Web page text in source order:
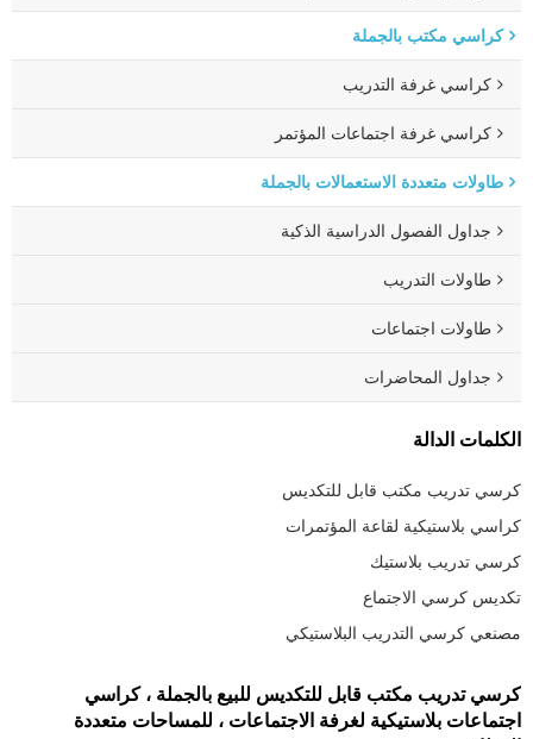
كراسي مكتب بالجملة
كراسي غرفة التدريب
كراسي غرفة اجتماعات المؤتمر
طاولات متعددة الاستعمالات بالجملة
جداول الفصول الدراسية الذكية
طاولات التدريب
طاولات اجتماعات
جداول المحاضرات
الكلمات الدالة
كرسي تدريب مكتب قابل للتكديس
كراسي بلاستيكية لقاعة المؤتمرات
كرسي تدريب بلاستيك
تكديس كرسي الاجتماع
مصنعي كرسي التدريب البلاستيكي
كرسي تدريب مكتب قابل للتكديس للبيع بالجملة ، كراسي
اجتماعات بلاستيكية لغرفة الاجتماعات ، للمساحات متعددة